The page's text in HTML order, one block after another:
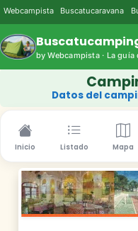
Webcampista Buscatucaravana
by Webcampista · La
Datos del
Inicio Listado Mapa